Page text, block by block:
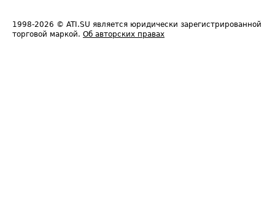
1998-2026 © ATI.SU является юридически зарегистрированной
торговой маркой. Об авторских правах